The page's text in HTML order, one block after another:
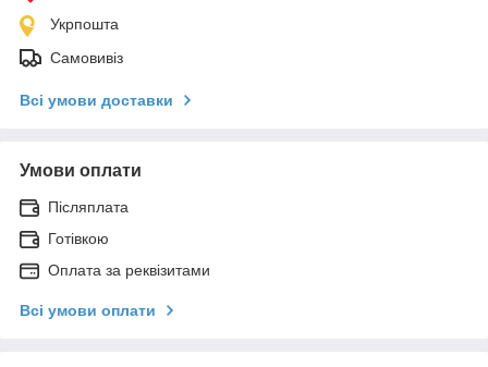
Укрпошта
Самовивіз
Всі умови доставки
Умови оплати
Післяплата
Готівкою
Оплата за реквізитами
Всі умови оплати